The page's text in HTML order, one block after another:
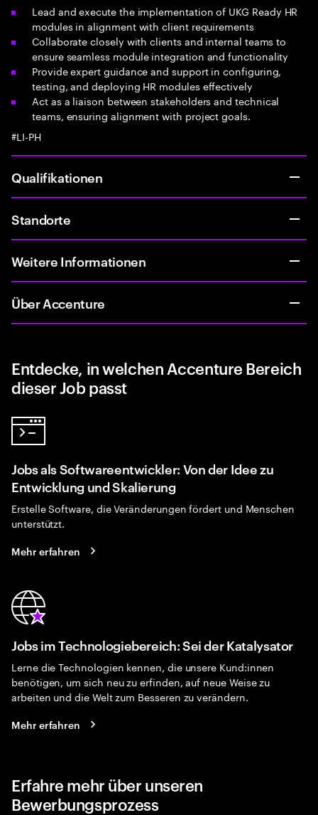
Lead and execute the implementation of UKG Ready HR
modules in alignment with client requirements
Collaborate closely with clients and internal teams to
ensure seamless module integration and functionality
Provide expert guidance and support in configuring,
testing, and deploying HR modules effectively
Act as a liaison between stakeholders and technical
teams, ensuring alignment with project goals.
#LI-PH
Qualifikationen
Standorte
Weitere Informationen
Über Accenture
Entdecke, in welchen Accenture Bereich
dieser Job passt
Jobs als Softwareentwickler: Von der Idee zu
Entwicklung und Skalierung
Erstelle Software, die Veränderungen fördert und Menschen
unterstützt.
Mehr erfahren
Jobs im Technologiebereich: Sei der Katalysator
Lerne die Technologien kennen, die unsere Kund:innen
benötigen, um sich neu zu erfinden, auf neue Weise zu
arbeiten und die Welt zum Besseren zu verändern.
Mehr erfahren
Erfahre mehr über unseren
Bewerbungsprozess